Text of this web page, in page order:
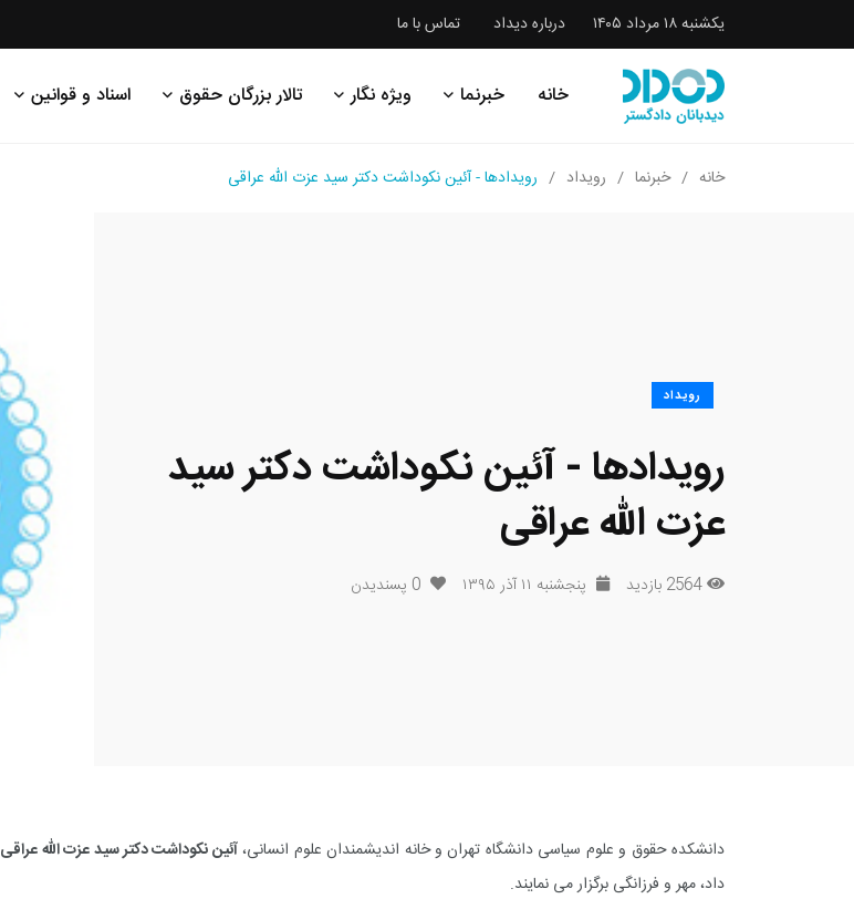
یکشنبه ۱۸ مرداد ۱۴۰۵ درباره دیداد تماس با ما
خانه خبرنما ویژه نگار تالار بزرگان حقوق اسناد و قوانین
خانه خبرنما رویداد رویدادها - آئین نکوداشت دکتر سید عزت الله عراقی
رویداد
رویدادها - آئین نکوداشت دکتر سید
عزت الله عراقی
2564 بازدید پنجشنبه ۱۱ آذر ۱۳۹۵ 0 پسندیدن
دانشکده حقوق و علوم سیاسی دانشگاه تهران و خانه اندیشمندان علوم انسانی،آئین نکوداشت دکتر سید عزت الله عراقی
داد، مهر و فرزانگی برگزار می نمایند.